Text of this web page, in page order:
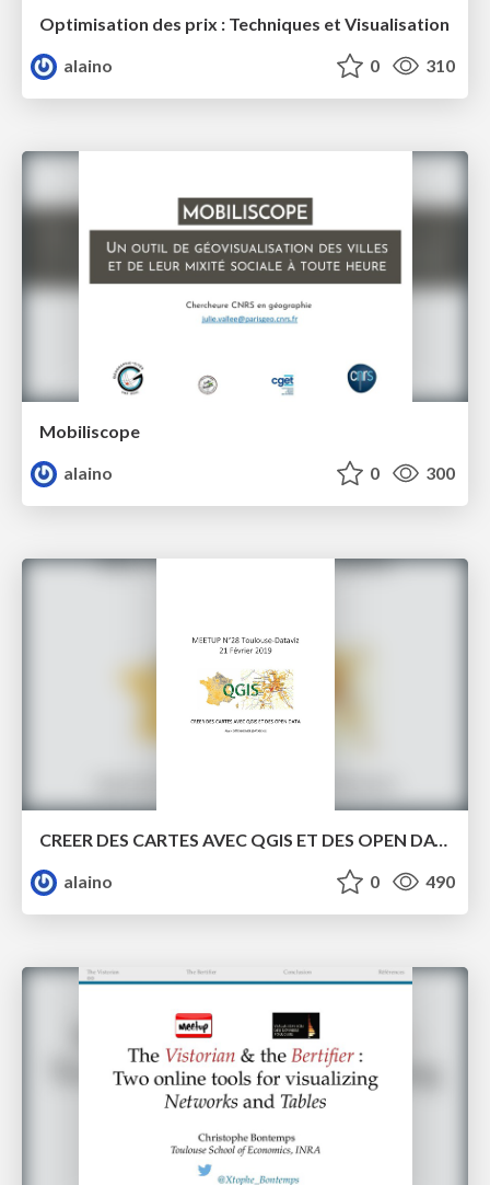
Optimisation des prix : Techniques et Visualisation
alaino
0 310
Mobiliscope
alaino
0 300
CREER DES CARTES AVEC QGIS ET DES OPEN DATA
alaino
0 490